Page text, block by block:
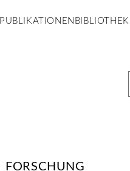
PUBLIKATIONEN BIBLIOTHEK
FORSCHUNG